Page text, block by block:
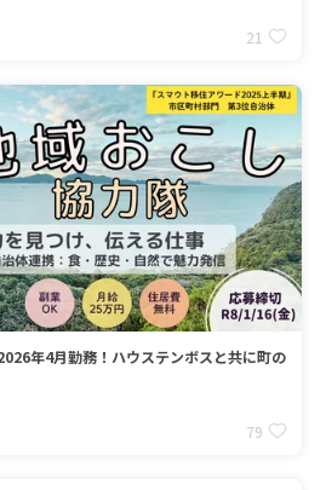
21
年4月勤務！ハウステンボスと共に町の
79